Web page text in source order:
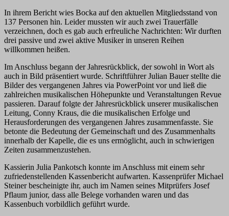
In ihrem Bericht wies Bocka auf den aktuellen Mitgliedsstand von
137 Personen hin. Leider mussten wir auch zwei Trauerfälle
verzeichnen, doch es gab auch erfreuliche Nachrichten: Wir durften
drei passive und zwei aktive Musiker in unseren Reihen
willkommen heißen.
Im Anschluss begann der Jahresrückblick, der sowohl in Wort als
auch in Bild präsentiert wurde. Schriftführer Julian Bauer stellte die
Bilder des vergangenen Jahres via PowerPoint vor und ließ die
zahlreichen musikalischen Höhepunkte und Veranstaltungen Revue
passieren. Darauf folgte der Jahresrückblick unserer musikalischen
Leitung, Conny Kraus, die die musikalischen Erfolge und
Herausforderungen des vergangenen Jahres zusammenfasste. Sie
betonte die Bedeutung der Gemeinschaft und des Zusammenhalts
innerhalb der Kapelle, die es uns ermöglicht, auch in schwierigen
Zeiten zusammenzustehen.
Kassierin Julia Pankotsch konnte im Anschluss mit einem sehr
zufriedenstellenden Kassenbericht aufwarten. Kassenprüfer Michael
Steiner bescheinigte ihr, auch im Namen seines Mitprüfers Josef
Pflaum junior, dass alle Belege vorhanden waren und das
Kassenbuch vorbildlich geführt wurde.